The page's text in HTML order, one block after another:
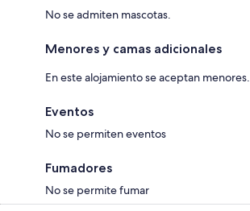
No se admiten mascotas.
Menores y camas adicionales
En este alojamiento se aceptan menores.
Eventos
No se permiten eventos
Fumadores
No se permite fumar